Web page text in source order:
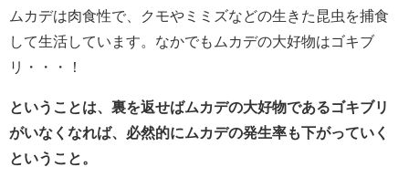
ムカデは肉食性で、クモやミミズなどの生きた昆虫を捕食
して生活しています。なかでもムカデの大好物はゴキブ
リ・・・！
ということは、裏を返せばムカデの大好物であるゴキブリ
がいなくなれば、必然的にムカデの発生率も下がっていく
ということ。